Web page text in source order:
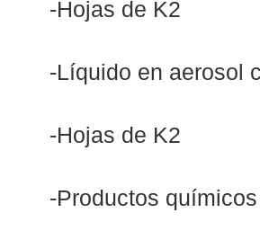
-Hojas de K2
-Líquido en aerosol
-Hojas de K2
-Productos